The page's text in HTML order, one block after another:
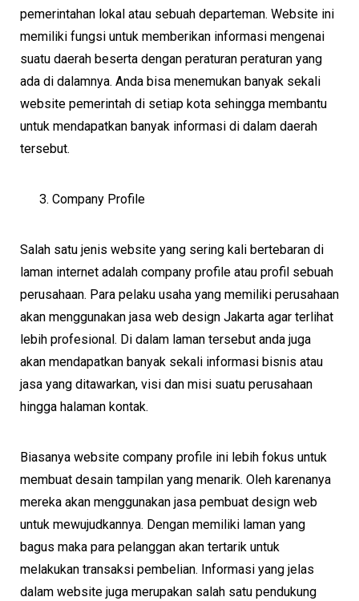
pemerintahan lokal atau sebuah departeman. Website ini
memiliki fungsi untuk memberikan informasi mengenai
suatu daerah beserta dengan peraturan peraturan yang
ada di dalamnya. Anda bisa menemukan banyak sekali
website pemerintah di setiap kota sehingga membantu
untuk mendapatkan banyak informasi di dalam daerah
tersebut.
Company Profile
Salah satu jenis website yang sering kali bertebaran di
laman internet adalah company profile atau profil sebuah
perusahaan. Para pelaku usaha yang memiliki perusahaan
akan menggunakan jasa web design Jakarta agar terlihat
lebih profesional. Di dalam laman tersebut anda juga
akan mendapatkan banyak sekali informasi bisnis atau
jasa yang ditawarkan, visi dan misi suatu perusahaan
hingga halaman kontak.
Biasanya website company profile ini lebih fokus untuk
membuat desain tampilan yang menarik. Oleh karenanya
mereka akan menggunakan jasa pembuat design web
untuk mewujudkannya. Dengan memiliki laman yang
bagus maka para pelanggan akan tertarik untuk
melakukan transaksi pembelian. Informasi yang jelas
dalam website juga merupakan salah satu pendukung